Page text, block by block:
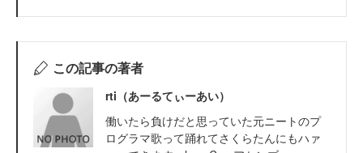
この記事の著者
rti（あーるてぃーあい）
働いたら負けだと思っていた元ニートのプ
ログラマ歌って踊れてさくらたんにもハァ